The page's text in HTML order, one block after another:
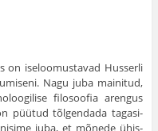
on iseloomustavad Hus­serli
Nagu juba mai­nitud,
filosoofia aren­gus
püütud tõlgendada tagasi­
juba, et mõnede ühis­